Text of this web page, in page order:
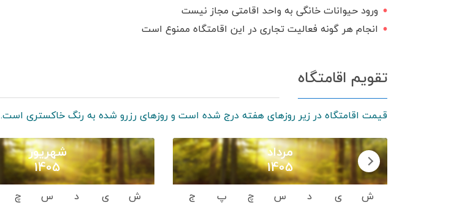
ورود حیوانات خانگی به واحد اقامتی مجاز نیست
انجام هر گونه فعالیت تجاری در این اقامتگاه ممنوع است
تقویم اقامتگاه
قیمت اقامتگاه در زیر روزهای هفته درج شده است و روزهای رزرو شده به رنگ خاکستری است.
مرداد
1405
ش ی د س چ پ
ج
شهریور
1405
ش ی د س چ